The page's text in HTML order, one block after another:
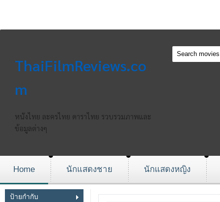
ThaiFilmReviews.co
m
หนังไทย ละครไทย ดาราไทย รวบรวมภาพและ
ข้อมูลต่างๆ
Home นักแสดงชาย นักแสดงหญิง
ป้ายกำกับ